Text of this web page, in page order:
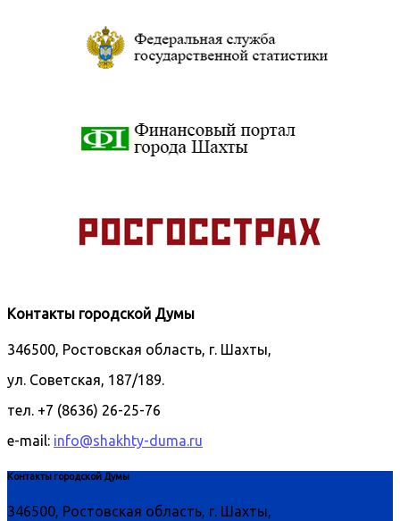
Контакты городской Думы
346500, Ростовская область, г. Шахты,
ул. Советская, 187/189.
тел. +7 (8636) 26-25-76
e-mail: info@shakhty-duma.ru
Контакты городской Думы
346500, Ростовская область, г. Шахты,